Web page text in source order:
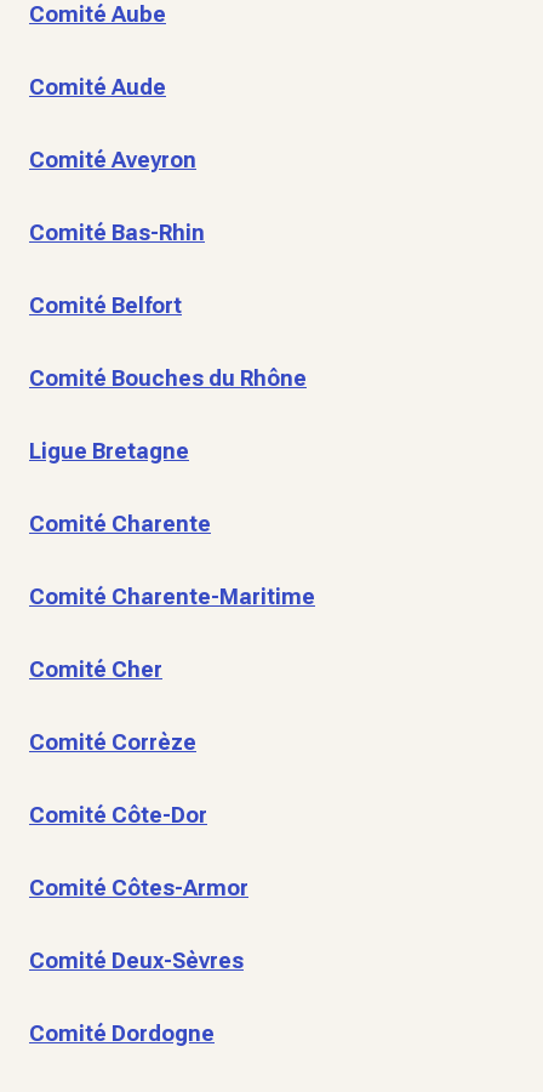
Comité Aube
Comité Aude
Comité Aveyron
Comité Bas-Rhin
Comité Belfort
Comité Bouches du Rhône
Ligue Bretagne
Comité Charente
Comité Charente-Maritime
Comité Cher
Comité Corrèze
Comité Côte-Dor
Comité Côtes-Armor
Comité Deux-Sèvres
Comité Dordogne